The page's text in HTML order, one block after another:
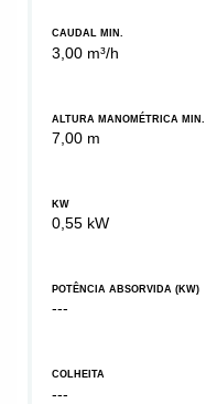
CAUDAL MIN.
3,00 m³/h
ALTURA MANOMÉTRICA MIN.
7,00 m
KW
0,55 kW
POTÊNCIA ABSORVIDA (KW)
---
COLHEITA
---